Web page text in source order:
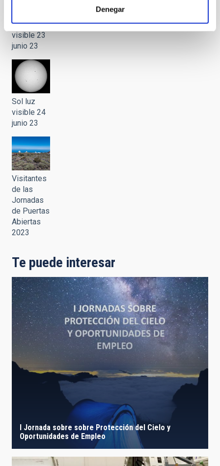
Denegar
Sol luz
visible 23
junio 23
Sol luz
visible 24
junio 23
Visitantes
de las
Jornadas
de Puertas
Abiertas
2023
Te puede interesar
I Jornada sobre sobre Protección del Cielo y
Oportunidades de Empleo